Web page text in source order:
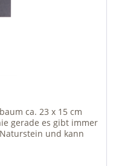
ca. 23 x 15 cm
gerade es gibt immer
und kann